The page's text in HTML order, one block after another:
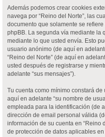
Además podemos crear cookies
navega por “Reino del Norte”, las
documento que solamente se
phpBB. La segunda vía mediante la
mediante lo que usted envía. Esto
usuario anónimo (de aquí en
“Reino del Norte” (de aquí en
usted después de registrarse y
adelante “sus mensajes”).
Tu cuenta como mínimo constará
aquí en adelante “su nombre de
empleada para la identificación (de
dirección de email personal válida
información de su cuenta en “Reino
de protección de datos aplicables